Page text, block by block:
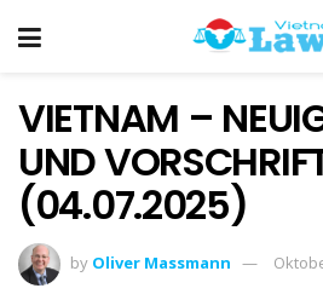
VIETNAM –
UND
(04.07.2025)
by Oliver Massmann